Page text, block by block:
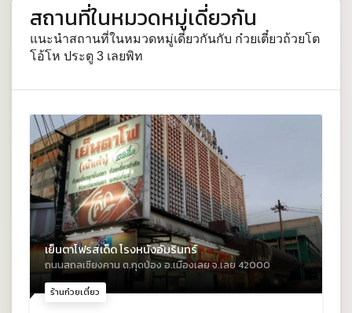
สถานที่ในหมวดหมู่เดี่ยวกัน
แนะนำสถานที่ในหมวดหมู่เดี่ยวกันกับ ก๋วยเตี๋ยวถ้วยโต
โอ้โห ประตู 3 เลยพิท
ร้านก๋วยเตี๋ยว
เย็นตาโฟรสเด็ด โรงหนังอัมรินทร์
ถนนสถลเชียงคาน ต.กุดป่อง อ.เมืองเลย จ.เลย 42000